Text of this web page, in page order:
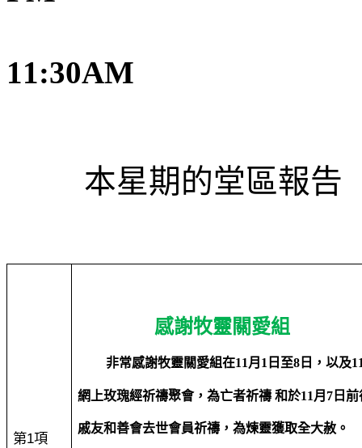
11:30AM
本星期的堂區報告
第1項
感謝牧靈關愛組
非常感謝牧靈關愛組在11月 1 日至8 日，以及
網上玫瑰經祈禱聚會，為亡者祈禱 和於11月 7 日
戚友和善會去世會員祈禱，為煉靈獲取全大赦。